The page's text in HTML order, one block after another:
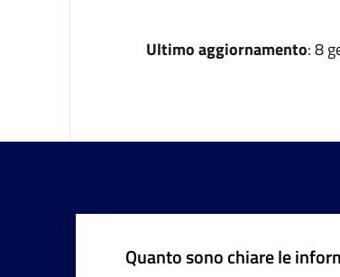
Ultimo aggiornamento: 8
Quanto sono chiare le